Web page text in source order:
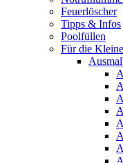
Feuerlöscher
Tipps & Infos
Poolfüllen
Für die